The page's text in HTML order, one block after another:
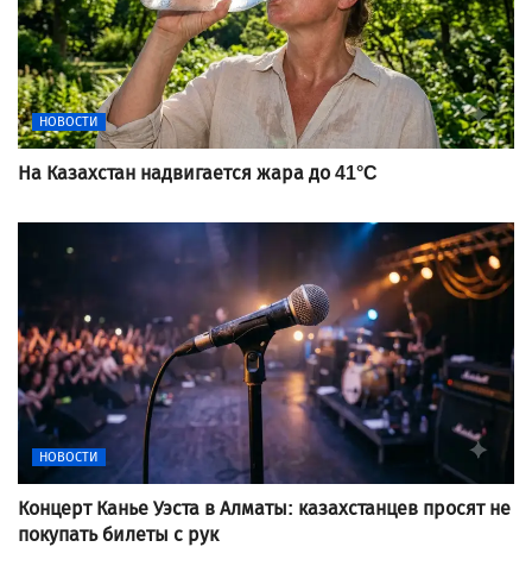
НОВОСТИ
На Казахстан надвигается жара до 41°C
НОВОСТИ
Концерт Канье Уэста в Алматы: казахстанцев просят не
покупать билеты с рук